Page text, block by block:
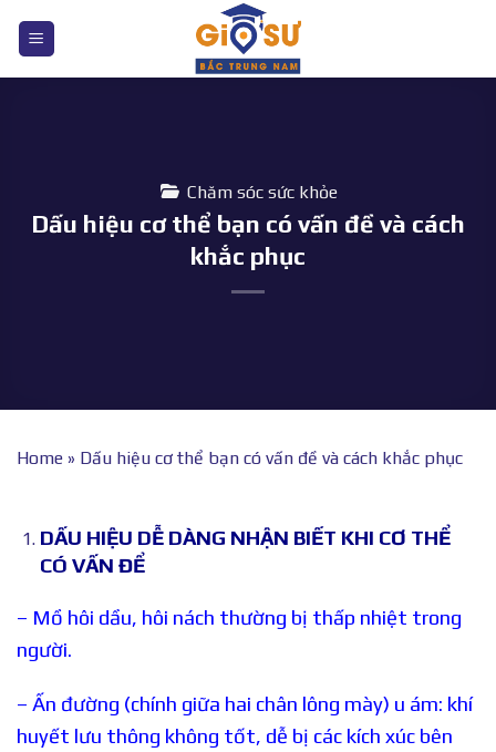
nội
Chăm sóc sức khỏe
Dấu hiệu cơ thể bạn có vấn đề và cách
khắc phục
Home » Dấu hiệu cơ thể bạn có vấn đề và cách khắc phục
DẤU HIỆU DỄ DÀNG NHẬN BIẾT KHI CƠ THỂ
CÓ VẤN ĐỂ
– Mồ hôi dầu, hôi nách thường bị thấp nhiệt trong
người.
– Ấn đường (chính giữa hai chân lông mày) u ám: khí
huyết lưu thông không tốt, dễ bị các kích xúc bên